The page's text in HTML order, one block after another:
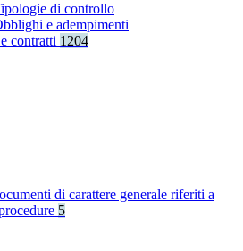
di controllo
e adempimenti
contratti 1204
di carattere generale riferiti a
5